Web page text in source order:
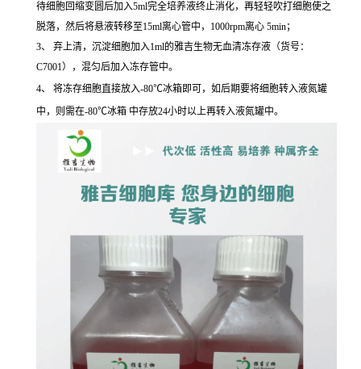
待细胞回缩变圆后加入5ml完全培养液终止消化，再轻轻吹打细胞使之
脱落，然后将悬液转移至15ml离心管中，1000rpm离心 5min；
3、 弃上清，沉淀细胞加入1ml的雅吉生物无血清冻存液（货号：
C7001），混匀后加入冻存管中。
4、 将冻存细胞直接放入-80℃冰箱即可，如后期要将细胞转入液氮罐
中，则需在-80℃冰箱 中存放24小时以上再转入液氮罐中。